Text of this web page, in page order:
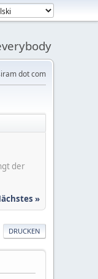
dot com
der
»
DRUCKEN